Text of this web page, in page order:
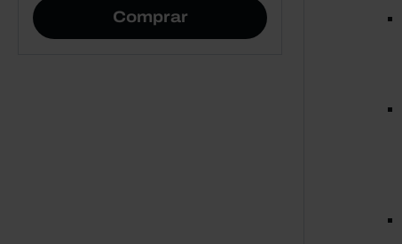
Comprar